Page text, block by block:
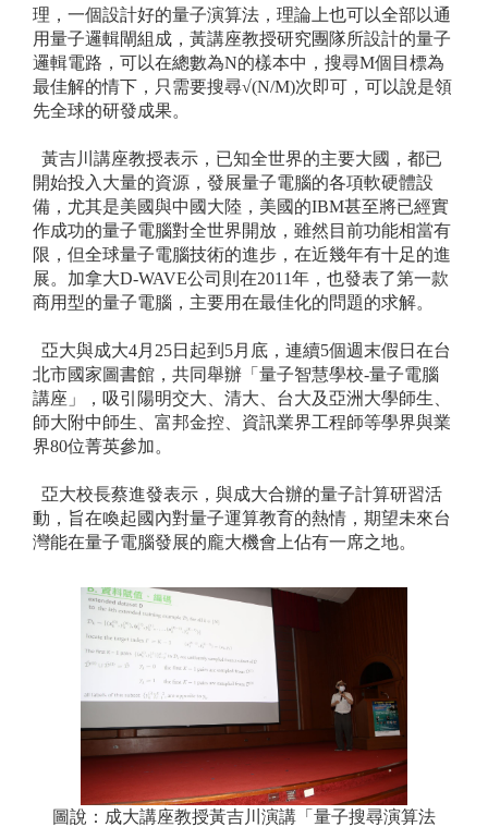
理，一個設計好的量子演算法，理論上也可以全部以通
用量子邏輯閘組成，黃講座教授研究團隊所設計的量子
邏輯電路，可以在總數為N的樣本中，搜尋M個目標為
最佳解的情下，只需要搜尋√(N/M)次即可，可以說是領
先全球的研發成果。
黃吉川講座教授表示，已知全世界的主要大國，都已
開始投入大量的資源，發展量子電腦的各項軟硬體設
備，尤其是美國與中國大陸，美國的IBM甚至將已經實
作成功的量子電腦對全世界開放，雖然目前功能相當有
限，但全球量子電腦技術的進步，在近幾年有十足的進
展。加拿大D-WAVE公司則在2011年，也發表了第一款
商用型的量子電腦，主要用在最佳化的問題的求解。
亞大與成大4月25日起到5月底，連續5個週末假日在台
北市國家圖書館，共同舉辦「量子智慧學校-量子電腦
講座」，吸引陽明交大、清大、台大及亞洲大學師生、
師大附中師生、富邦金控、資訊業界工程師等學界與業
界80位菁英參加。
亞大校長蔡進發表示，與成大合辦的量子計算研習活
動，旨在喚起國內對量子運算教育的熱情，期望未來台
灣能在量子電腦發展的龐大機會上佔有一席之地。
圖說：成大講座教授黃吉川演講「量子搜尋演算法